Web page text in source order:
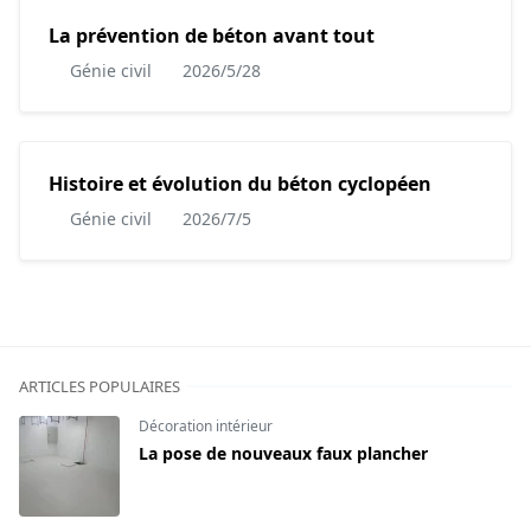
La prévention de béton avant tout
Génie civil 2026/5/28
Histoire et évolution du béton cyclopéen
Génie civil 2026/7/5
ARTICLES POPULAIRES
Décoration intérieur
La pose de nouveaux faux plancher